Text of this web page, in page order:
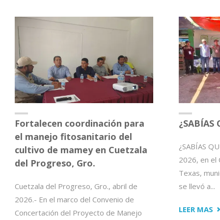
DE
AGUACATE
MANGO
EN
SISTEMAS
DE
DE
RIESGOS
DE
CONTAMINACIÓN"
Fortalecen coordinación para
el manejo fitosanitario del
cultivo de mamey en Cuetzala
del Progreso, Gro.
Cuetzala del Progreso, Gro., abril de
2026.- En el marco del Convenio de
Concertación del Proyecto de Manejo
¿SABÍAS
¿SABÍAS
2026, en el
Texas,
se llevó a...
LEER MAS